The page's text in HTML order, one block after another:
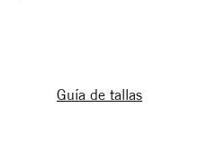
Guía de tallas